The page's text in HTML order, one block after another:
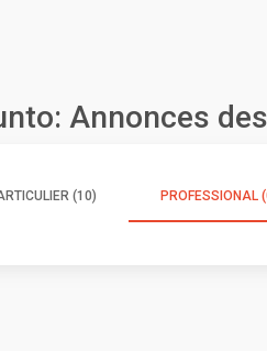
Annonces
(10) PROFESSIONAL